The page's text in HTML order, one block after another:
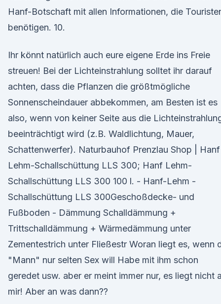
Hanf-Botschaft mit allen Informationen, die
benötigen. 10.
Ihr könnt natürlich auch eure eigene Erde ins Freie
streuen! Bei der Lichteinstrahlung solltet ihr darauf
achten, dass die Pflanzen die größtmögliche
Sonnenscheindauer abbekommen, am Besten ist es
also, wenn von keiner Seite aus die
beeinträchtigt wird (z.B. Waldlichtung, Mauer,
Schattenwerfer). Naturbauhof Prenzlau Shop | Hanf
Lehm-Schallschüttung LLS 300; Hanf Lehm-
Schallschüttung LLS 300 100 l. - Hanf-Lehm -
Schallschüttung LLS 300Geschoßdecke- und
Fußboden - Dämmung Schalldämmung +
Trittschalldämmung + Wärmedämmung unter
Zementestrich unter Fließestr Woran liegt es, wenn
"Mann" nur selten Sex will Habe mit ihm schon
geredet usw. aber er meint immer nur, es liegt nicht
mir! Aber an was dann??